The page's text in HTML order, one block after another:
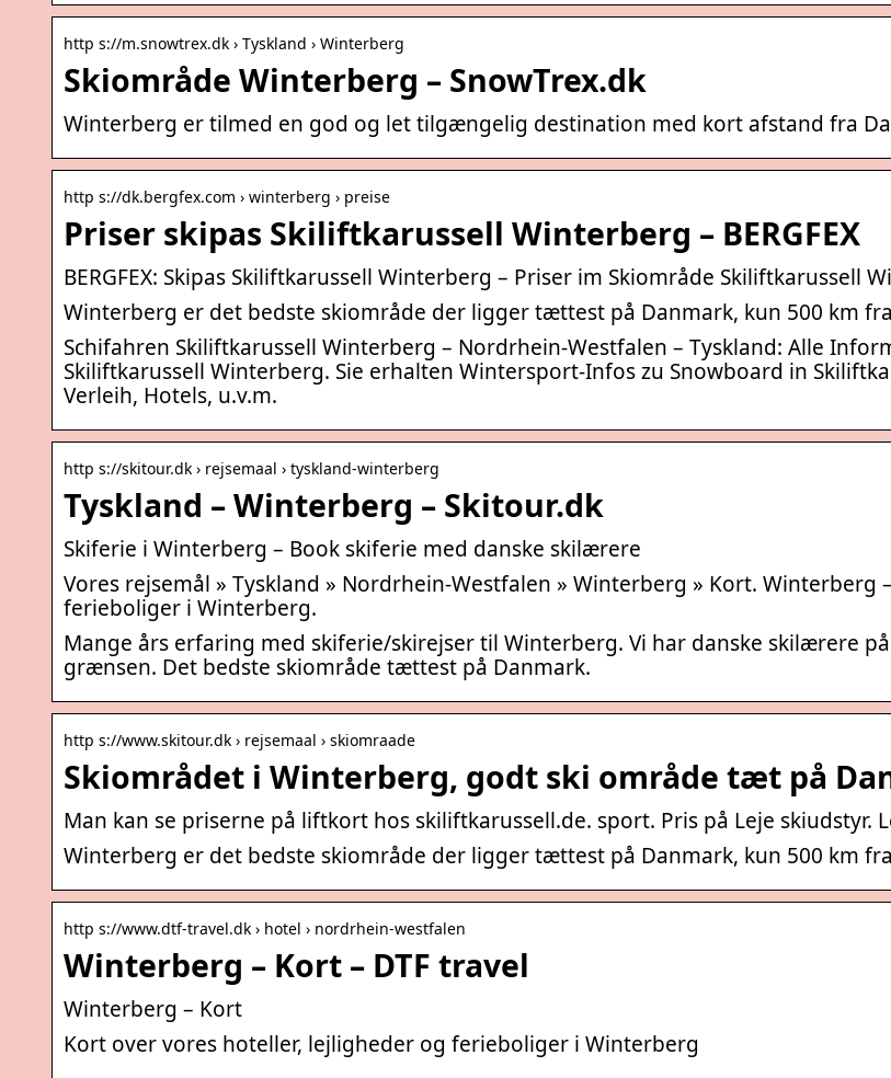
http s://m.snowtrex.dk › Tyskland › Winterberg
Skiområde Winterberg – SnowTrex.dk
Winterberg er tilmed en god og let tilgængelig destination med kort afstand fra
http s://dk.bergfex.com › winterberg › preise
Priser skipas Skiliftkarussell Winterberg – BERGFEX
BERGFEX: Skipas Skiliftkarussell Winterberg – Priser im Skiområde Skiliftkarussell
Winterberg er det bedste skiområde der ligger tættest på Danmark, kun 500 km
Schifahren Skiliftkarussell Winterberg – Nordrhein-Westfalen – Tyskland: Alle
Skiliftkarussell Winterberg. Sie erhalten Wintersport-Infos zu Snowboard in
Verleih, Hotels, u.v.m.
http s://skitour.dk › rejsemaal › tyskland-winterberg
Tyskland – Winterberg – Skitour.dk
Skiferie i Winterberg – Book skiferie med danske skilærere
Vores rejsemål » Tyskland » Nordrhein-Westfalen » Winterberg » Kort.
ferieboliger i Winterberg.
Mange års erfaring med skiferie/skirejser til Winterberg. Vi har danske skilærere
grænsen. Det bedste skiområde tættest på Danmark.
http s://www.skitour.dk › rejsemaal › skiomraade
Skiområdet i Winterberg, godt ski område tæt på
Man kan se priserne på liftkort hos skiliftkarussell.de. sport. Pris på Leje skiudstyr.
Winterberg er det bedste skiområde der ligger tættest på Danmark, kun 500 km
http s://www.dtf-travel.dk › hotel › nordrhein-westfalen
Winterberg – Kort – DTF travel
Winterberg – Kort
Kort over vores hoteller, lejligheder og ferieboliger i Winterberg